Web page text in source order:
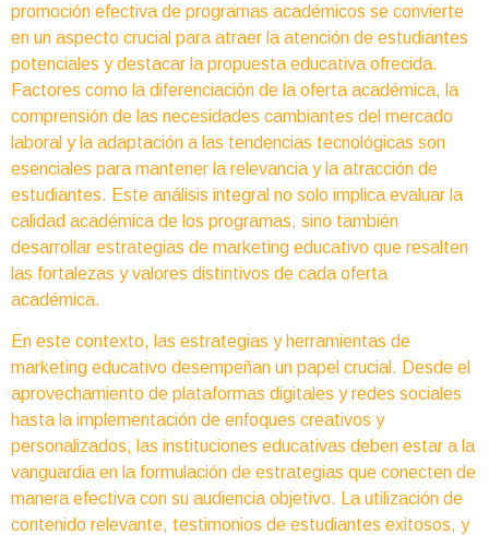
promoción efectiva de programas académicos se convierte
en un aspecto crucial para atraer la atención de estudiantes
potenciales y destacar la propuesta educativa ofrecida.
Factores como la diferenciación de la oferta académica, la
comprensión de las necesidades cambiantes del mercado
laboral y la adaptación a las tendencias tecnológicas son
esenciales para mantener la relevancia y la atracción de
estudiantes. Este análisis integral no solo implica evaluar la
calidad académica de los programas, sino también
desarrollar estrategias de marketing educativo que resalten
las fortalezas y valores distintivos de cada oferta
académica.
En este contexto, las estrategias y herramientas de
marketing educativo desempeñan un papel crucial. Desde el
aprovechamiento de plataformas digitales y redes sociales
hasta la implementación de enfoques creativos y
personalizados, las instituciones educativas deben estar a la
vanguardia en la formulación de estrategias que conecten de
manera efectiva con su audiencia objetivo. La utilización de
contenido relevante, testimonios de estudiantes exitosos, y